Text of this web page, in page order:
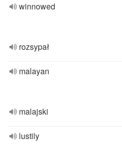
winnowed
rozsypał
malayan
malajski
lustily